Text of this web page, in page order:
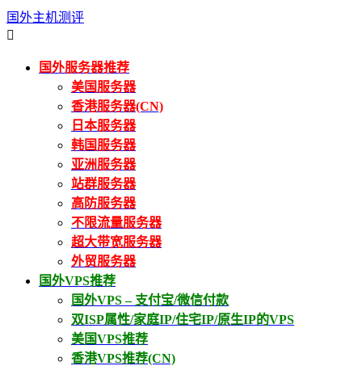
国外主机测评

国外服务器推荐
美国服务器
香港服务器(CN)
日本服务器
韩国服务器
亚洲服务器
站群服务器
高防服务器
不限流量服务器
超大带宽服务器
外贸服务器
国外VPS推荐
国外VPS – 支付宝/微信付款
双ISP属性/家庭IP/住宅IP/原生IP的VPS
美国VPS推荐
香港VPS推荐(CN)